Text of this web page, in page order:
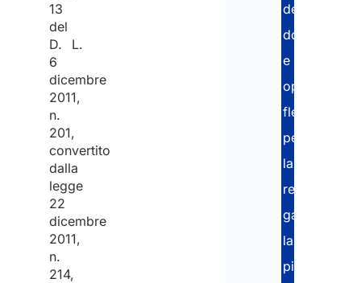
13
del
D. L.
6
dicembre
2011,
n.
201,
convertito
dalla
legge
22
dicembre
2011,
n.
214,
dei
documenti
e
opzioni
flessibili
per
la
redazione,
garantendo
la
piena